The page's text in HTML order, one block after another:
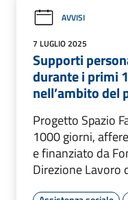
AVVISI
7 LUGLIO 2025
Supporti
durante i primi
nell’ambito del
Progetto Spazio
1000 giorni,
e finanziato da
Direzione Lavoro